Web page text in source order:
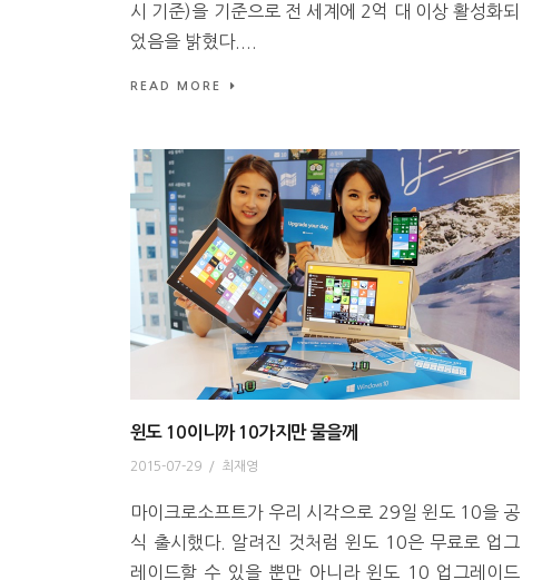
시 기준)을 기준으로 전 세계에 2억 대 이상 활성화되
었음을 밝혔다....
READ MORE
윈도 10이니까 10가지만 물을께
2015-07-29 / 최재영
마이크로소프트가 우리 시각으로 29일 윈도 10을 공
식 출시했다. 알려진 것처럼 윈도 10은 무료로 업그
레이드할 수 있을 뿐만 아니라 윈도 10 업그레이드